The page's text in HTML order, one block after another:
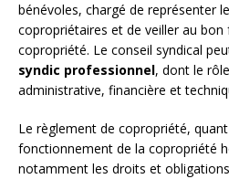
bénévoles, chargé de représenter
copropriétaires et de veiller au
copropriété. Le conseil syndical
syndic professionnel, dont le
administrative, financière et
Le règlement de copropriété,
fonctionnement de la copropriété
notamment les droits et